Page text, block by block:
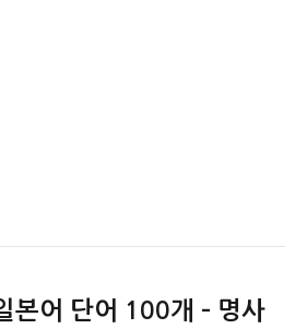
본어 단어 100개 – 명사